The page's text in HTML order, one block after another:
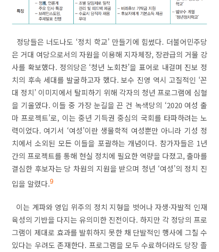
정당들은 너도나도 ‘정치 학교’ 만들기에 힘썼다. 더불어민주당
은 거대 여당으로서의 자원을 이용해 지자체장, 장관급의 거물 강
사를 확보했다. 정의당은 ‘청년 노회찬’을 표어로 내걸며 진보 정
치의 후속 세대를 발굴하고자 했다.보수 진영 역시 고질적인 ‘꼰
대 정치’ 이미지에서 탈피하기 위해 각자의 청년 프로그램에 심혈
을 기울였다. 이들 중 가장 눈길을 끈 건 녹색당의 ‘2020 여성 출
마 프로젝트’로, 이는 중년 기득권 중심의 국회를 타파하려는 노
력이었다. 여기서 ‘여성’이란 생물학적 여성뿐만 아니라 기성 정
치에서 소외된 모든 이들을 포괄하는 개념이다. 참가자들은 1년
간의 프로젝트를 통해 현실 정치에 필요한 역량을 다졌고,출마를
결심한 후보자는 당 차원의 지원을 받으며 청년 ‘여성’의 정치 진
입을 알렸다.9
이는 계파와 영입 위주의 정치 지형을 벗어나 자생·자발적 인재
육성의 기반을 다지는 유의미한 진전이다. 하지만 각 정당의 프로
그램이 제대로 효과를 발휘하지 못한 채 단발적인 행사에 그칠 수
있다는 우려도 존재한다. 프로그램을 모두 수료하더라도 당장 졸